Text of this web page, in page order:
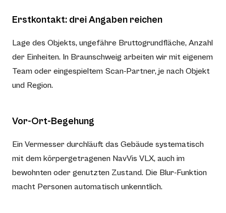
Erstkontakt: drei Angaben reichen
Lage des Objekts, ungefähre Bruttogrundfläche, Anzahl
der Einheiten. In Braunschweig arbeiten wir mit eigenem
Team oder eingespieltem Scan-Partner, je nach Objekt
und Region.
Vor-Ort-Begehung
Ein Vermesser durchläuft das Gebäude systematisch
mit dem körpergetragenen NavVis VLX, auch im
bewohnten oder genutzten Zustand. Die Blur-Funktion
macht Personen automatisch unkenntlich.